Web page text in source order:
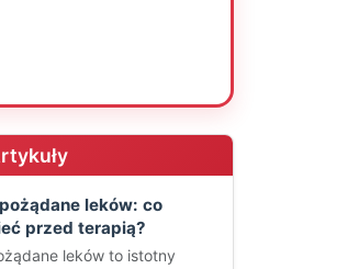
leków: co
przed terapią?
leków to istotny